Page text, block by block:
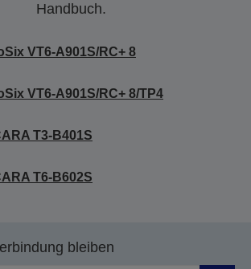
Handbuch.
VT6-A901S/RC+ 8
VT6-A901S/RC+ 8/TP4
T3-B401S
T6-B602S
bleiben